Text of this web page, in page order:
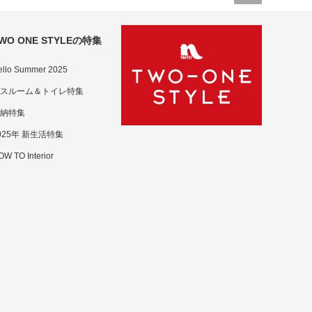
ONE STYLEの特集
Summer 2025
ルーム＆トイレ特集
特集
年 新生活特集
TO Interior